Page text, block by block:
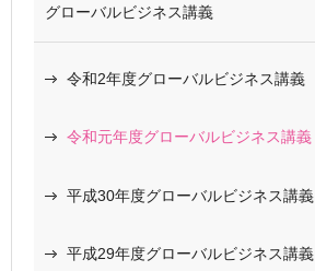
グローバルビジネス講義
令和2年度グローバルビジネス講義
令和元年度グローバルビジネス講義
平成30年度グローバルビジネス講義
平成29年度グローバルビジネス講義